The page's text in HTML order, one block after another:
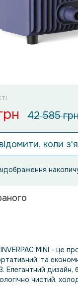
42 585
коли
MINI - це
та
Елегантний дизайн,
чистий,